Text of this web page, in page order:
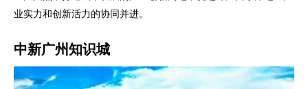
业实力和创新活力的协同并进。
中新广州知识城